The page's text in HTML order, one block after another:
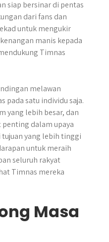
siap bersinar di pentas
dari fans dan
untuk mengukir
manis kepada
Timnas
melawan
pada satu individu saja.
yang lebih besar, dan
dalam upaya
yang lebih tinggi
untuk meraih
seluruh rakyat
Timnas mereka
Masa